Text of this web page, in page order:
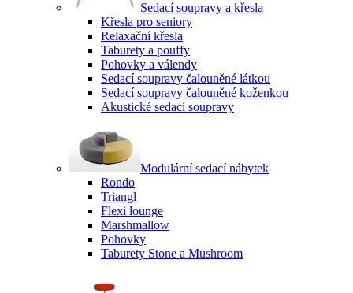
Sedací soupravy a křesla
Křesla pro seniory
Relaxační křesla
Taburety a pouffy
Pohovky a válendy
Sedací soupravy čalouněné látkou
Sedací soupravy čalouněné koženkou
Akustické sedací soupravy
Modulární sedací nábytek
Rondo
Triangl
Flexi lounge
Marshmallow
Pohovky
Taburety Stone a Mushroom